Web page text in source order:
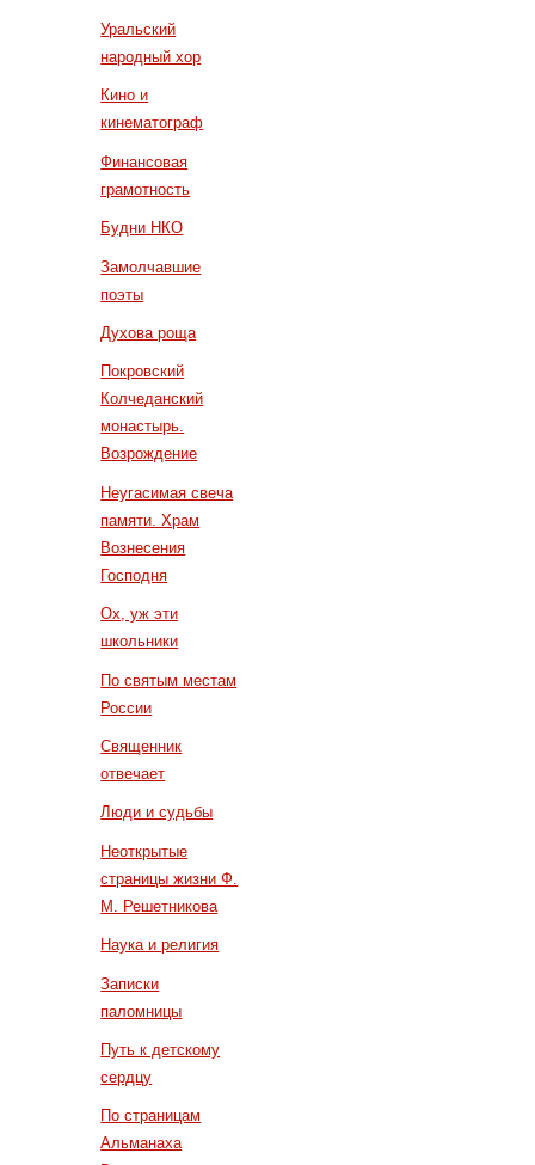
Уральский
народный хор
Кино и
кинематограф
Финансовая
грамотность
Будни НКО
Замолчавшие
поэты
Духова роща
Покровский
Колчеданский
монастырь.
Возрождение
Неугасимая свеча
памяти. Храм
Вознесения
Господня
Ох, уж эти
школьники
По святым местам
России
Священник
отвечает
Люди и судьбы
Неоткрытые
страницы жизни Ф.
М. Решетникова
Наука и религия
Записки
паломницы
Путь к детскому
сердцу
По страницам
Альманаха